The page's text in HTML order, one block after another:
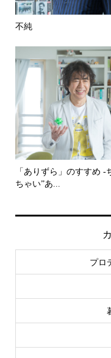
不純
「ありずら」のすすめ -
ちゃい”あ...
プロ